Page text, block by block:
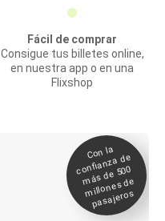
Fácil de comprar
Consigue tus billetes online,
en nuestra app o en una
Flixshop
Con la
confianza de
más de 500
millones de
pasajeros